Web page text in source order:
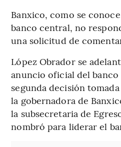
Banxico, como se
banco central, no
una solicitud de
López Obrador se
anuncio oficial del banco
segunda decisión
la gobernadora de
la subsecretaria de
nombró para liderar el